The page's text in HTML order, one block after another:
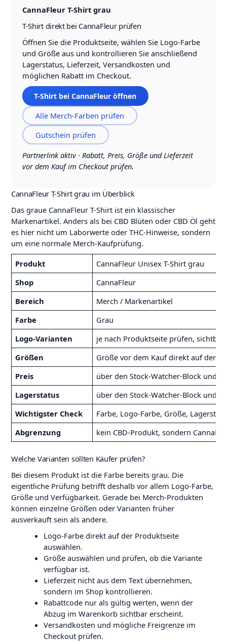
CannaFleur T-Shirt grau
T-Shirt direkt bei CannaFleur prüfen
Öffnen Sie die Produktseite, wählen Sie Logo-Farbe
und Größe aus und kontrollieren Sie anschließend
Lagerstatus, Lieferzeit, Versandkosten und
möglichen Rabatt im Checkout.
T-Shirt bei CannaFleur öffnen
Alle Merch-Farben prüfen
Gutschein prüfen
Partnerlink aktiv · Rabatt, Preis, Größe und Lieferzeit
vor dem Kauf im Checkout prüfen.
CannaFleur T-Shirt grau im Überblick
Das graue CannaFleur T-Shirt ist ein klassischer
Markenartikel. Anders als bei CBD Blüten oder CBD Öl geht
es hier nicht um Laborwerte oder THC-Hinweise, sondern
um eine normale Merch-Kaufprüfung.
Produkt
CannaFleur Unisex T-Shirt grau
Shop
CannaFleur
Bereich
Merch / Markenartikel
Farbe
Grau
Logo-Varianten
je nach Produktseite prüfen,
Größen
Größe vor dem Kauf direkt auf der
Preis
über den Stock-Watcher-Block und
Lagerstatus
über den Stock-Watcher-Block und
Wichtigster Check
Farbe, Logo-Farbe, Größe,
Abgrenzung
kein CBD-Produkt, sondern
Welche Varianten sollten Käufer prüfen?
Bei diesem Produkt ist die Farbe bereits grau. Die
eigentliche Prüfung betrifft deshalb vor allem Logo-Farbe,
Größe und Verfügbarkeit. Gerade bei Merch-Produkten
können einzelne Größen oder Varianten früher
ausverkauft sein als andere.
Logo-Farbe direkt auf der Produktseite
auswählen.
Größe auswählen und prüfen, ob die Variante
verfügbar ist.
Lieferzeit nicht aus dem Text übernehmen,
sondern im Shop kontrollieren.
Rabattcode nur als gültig werten, wenn der
Abzug im Warenkorb sichtbar erscheint.
Versandkosten und mögliche Freigrenze im
Checkout prüfen.